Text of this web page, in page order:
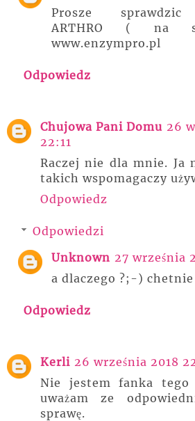
Prosze sprawdzic
ARTHRO ( na
www.enzympro.pl
Odpowiedz
Chujowa Pani Domu 26
22:11
Raczej nie dla mnie. Ja
takich wspomagaczy
Odpowiedz
Odpowiedzi
Unknown 27 września
a dlaczego ?;-)
Odpowiedz
Kerli 26 września 2018
Nie jestem fanka tego
uważam ze
sprawę.